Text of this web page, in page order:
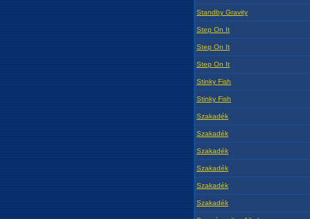
Standby Gravity
Step On It
Step On It
Step On It
Stinky Fish
Stinky Fish
Szakadék
Szakadék
Szakadék
Szakadék
Szakadék
Szakadék